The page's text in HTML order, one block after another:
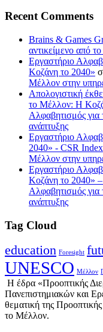
Recent Comments
Brains & Games
αντικείμενο από
Εργαστήριο
Κοζάνη το 2040»
Μέλλον στην
Απολογιστική
το Μέλλον: Η
Αλφαβητισμός
ανάπτυξης
Εργαστήριο
2040» - CSR Index
Μέλλον στην
Εργαστήριο
Κοζάνη το 2040»
Αλφαβητισμός
ανάπτυξης
Tag Cloud
education Foresight
UNESCO Μέλλον
Η έδρα «Προοπτικής
Πανεπιστημιακών και
θεματική της
το Μέλλον.